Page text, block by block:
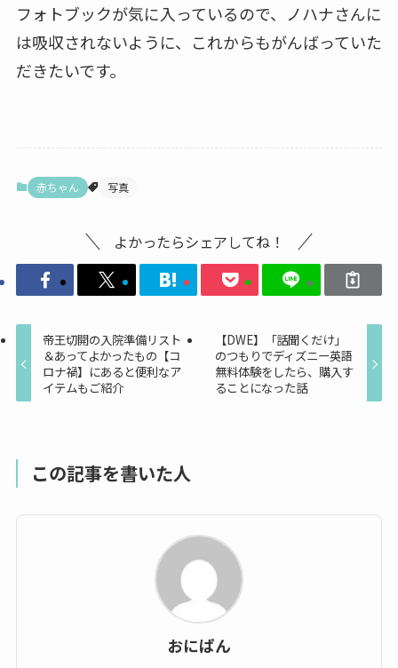
フォトブックが気に入っているので、ノハナさんに
は吸収されないように、これからもがんばっていた
だきたいです。
赤ちゃん 写真
よかったらシェアしてね！
帝王切開の入院準備リスト
＆あってよかったもの【コ
ロナ禍】にあると便利なア
イテムもご紹介
【DWE】「話聞くだけ」
のつもりでディズニー英語
無料体験をしたら、購入す
ることになった話
この記事を書いた人
おにぱん